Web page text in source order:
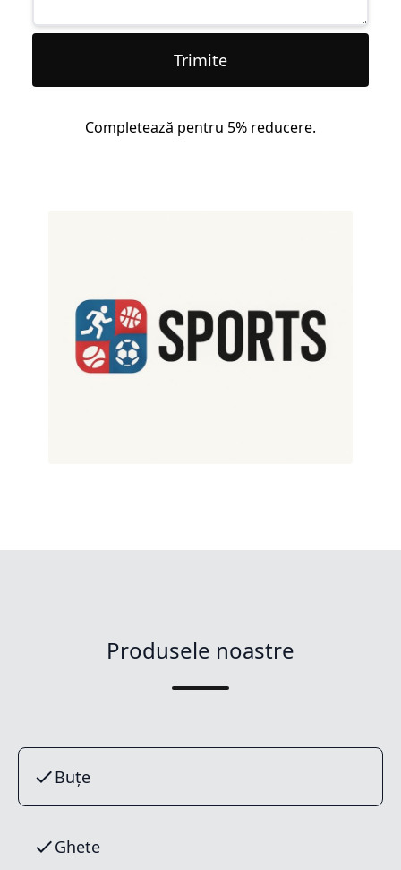
Trimite
Completează pentru 5% reducere.
Produsele noastre
Buțe
Ghete